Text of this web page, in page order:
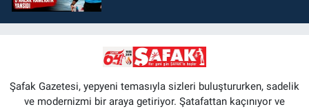
Şafak Gazetesi, yepyeni temasıyla sizleri buluştururken, sadelik
ve modernizmi bir araya getiriyor. Şatafattan kaçınıyor ve